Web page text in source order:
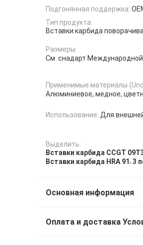
Подгонянная поддержка:
Тип продукта:
Вставки карбида
Размеры:
См. снадарт
Применимые материалы
Алюминиевое, медное,
Использование: Для
Выделить:
Вставки карбида CCGT
Вставки карбида HRA 91, 3
Основная информация
Оплата и доставка